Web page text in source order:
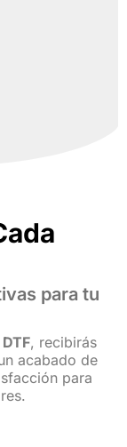
para tu
, recibirás
acabado de
para